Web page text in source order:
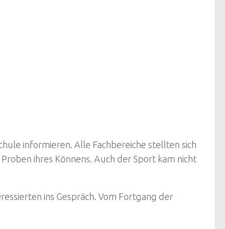
informieren. Alle Fachbereiche stellten sich
ihres Könnens. Auch der Sport kam nicht
ins Gespräch. Vom Fortgang der